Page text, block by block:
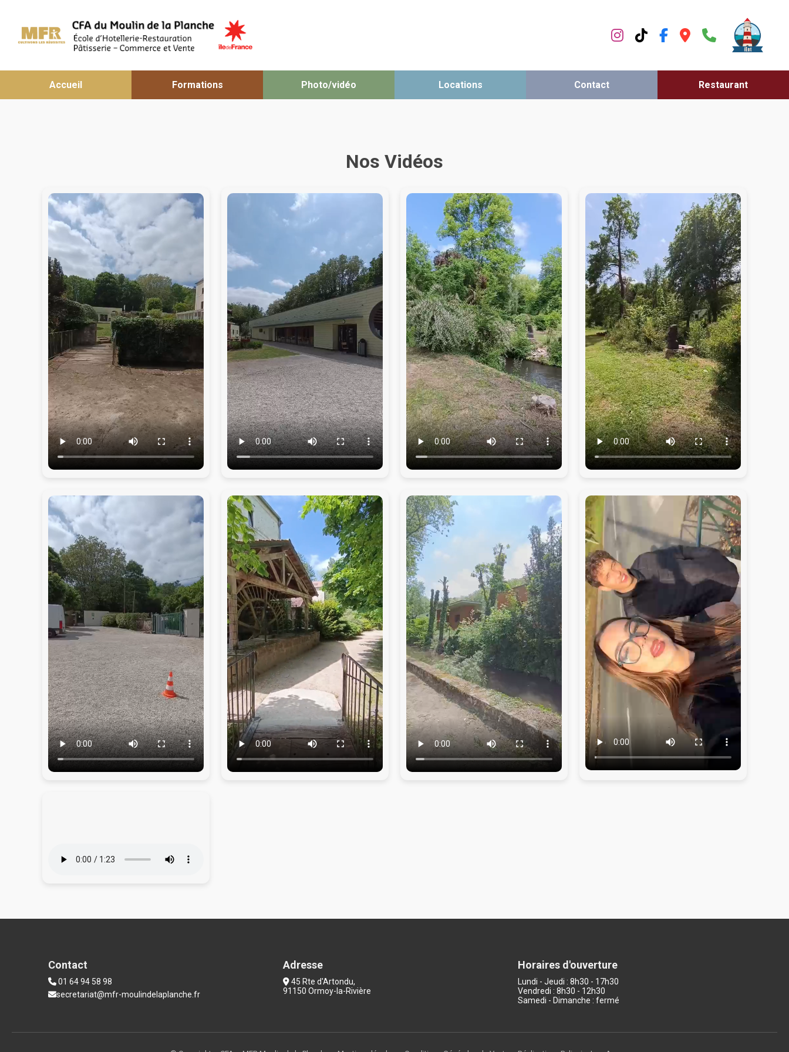
Accueil Formations Photo/vidéo Locations Contact Restaurant
Nos Vidéos
Contact
01 64 94 58 98
secretariat@mfr-moulindelaplanche.fr
Adresse
45 Rte d'Artondu,
91150 Ormoy-la-Rivière
Horaires d'ouverture
Lundi - Jeudi : 8h30 - 17h30
Vendredi : 8h30 - 12h30
Samedi - Dimanche : fermé